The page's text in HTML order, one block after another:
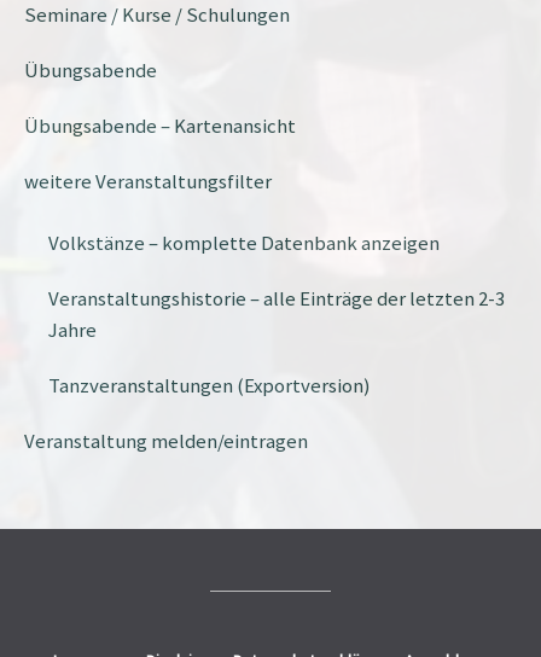
Seminare / Kurse / Schulungen
Übungsabende
Übungsabende – Kartenansicht
weitere Veranstaltungsfilter
Volkstänze – komplette Datenbank anzeigen
Veranstaltungshistorie – alle Einträge der letzten 2-3
Jahre
Tanzveranstaltungen (Exportversion)
Veranstaltung melden/eintragen